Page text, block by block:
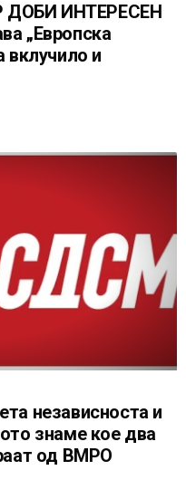
ИНТЕРЕСЕН
„Европска
вклучило и
независноста и
знаме кое два
од ВМРО